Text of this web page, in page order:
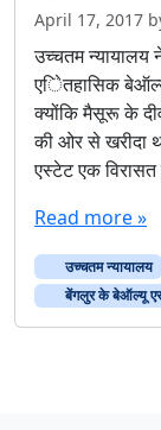
April 17, 2017
उच्चतम न्यायालय
एेितहासिक
क्योंकि मैसूरू के
की ओर से खरीदा
एस्टेट एक
Read more »
उच्चतम न्यायालय
बेंगलुर के बेऑल्यू